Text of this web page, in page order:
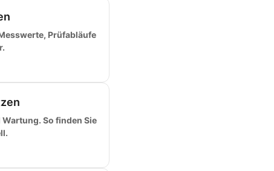
Prüfabläufe
So finden Sie